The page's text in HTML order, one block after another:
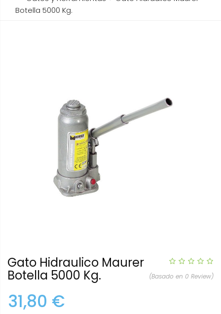
Botella 5000 Kg.
(Basado en 0 Review)
Gato Hidraulico Maurer
Botella 5000 Kg.
31,80 €